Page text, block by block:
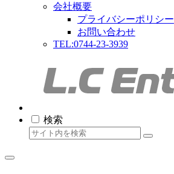
会社概要
プライバシーポリシー
お問い合わせ
TEL:0744-23-3939
検索